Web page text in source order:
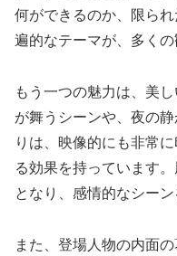
何ができるのか、限ら
遍的なテーマが、多くの
もう一つの魅力は、美
が舞うシーンや、夜の
りは、映像的にも非常
る効果を持っています
となり、感情的なシーン
また、登場人物の内面